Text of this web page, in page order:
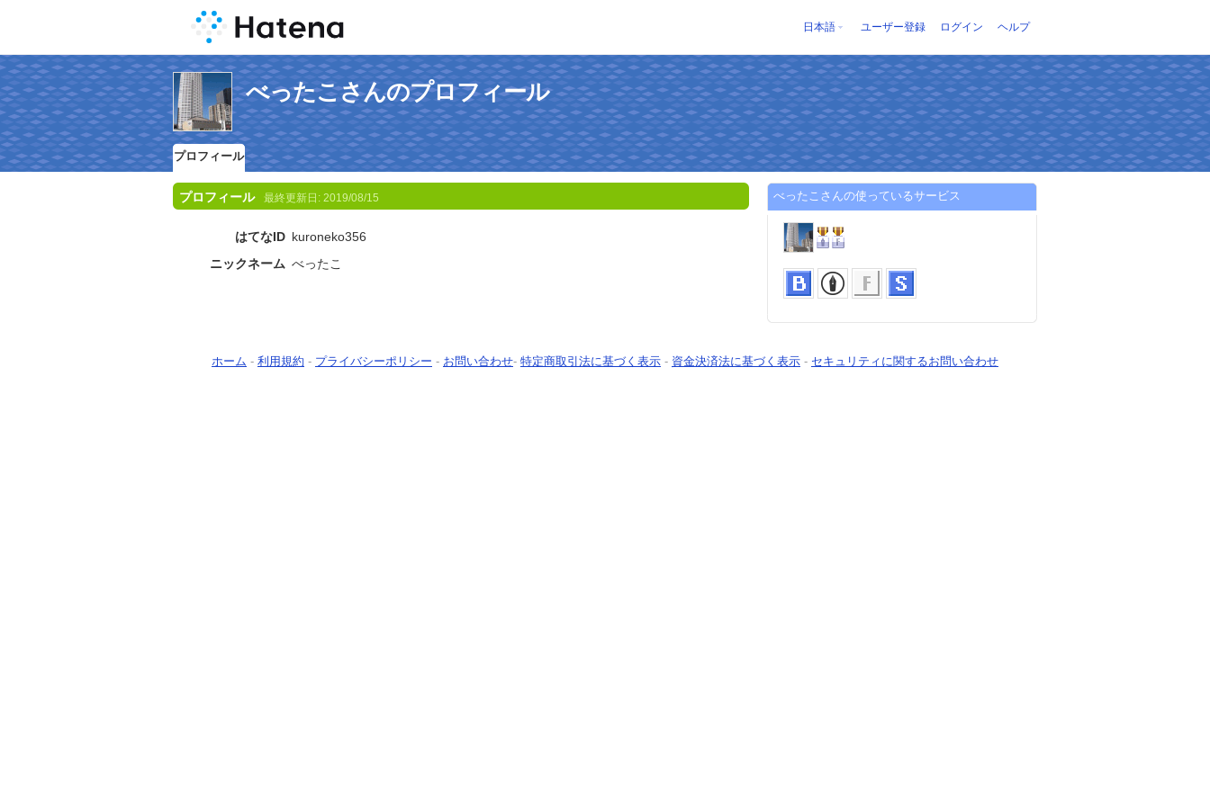
日本語 ユーザー登録 ログイン ヘルプ
べったこさんのプロフィール
プロフィール
プロフィール 最終更新日: 2019/08/15
はてなID kuroneko356
ニックネーム べったこ
べったこさんの使っているサービス
ホーム - 利用規約 - プライバシーポリシー - お問い合わせ- 特定商取引法に基づく表示 - 資金決済法に基づく表示 - セキュリティに関するお問い合わせ